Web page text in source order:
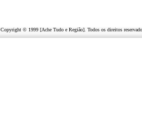
Copyright © 1999 [Ache Tudo e Região]. Todos os direitos